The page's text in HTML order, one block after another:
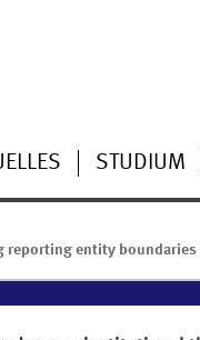
STUDIUM
reporting entity boundaries